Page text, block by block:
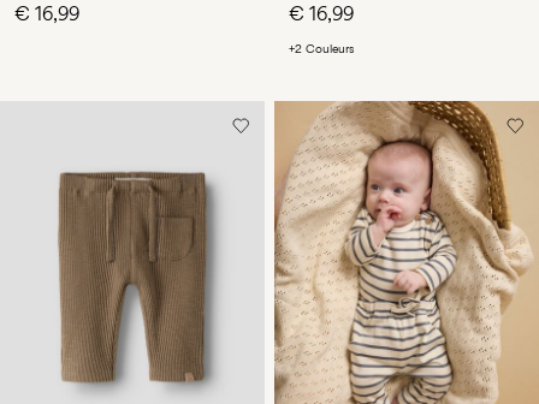
€ 16,99
€ 16,99
+2 Couleurs